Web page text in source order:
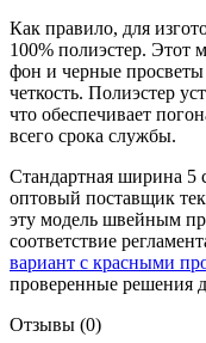
Как правило, для
100% полиэстер. Этот
фон и черные просветы
четкость. Полиэстер
что обеспечивает
всего срока службы.
Стандартная ширина
оптовый поставщик
эту модель швейным
соответствие
вариант с красными
проверенные решения
Отзывы (0)